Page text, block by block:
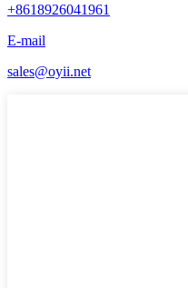
+8618926041961
E-mail
sales@oyii.net